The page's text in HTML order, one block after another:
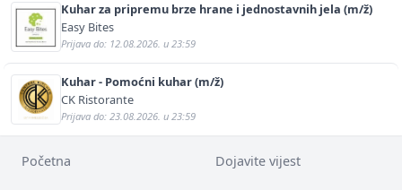
Kuhar za pripremu brze hrane i jednostavnih jela (m/ž)
Easy Bites
Prijava do: 12.08.2026. u 23:59
Kuhar - Pomoćni kuhar (m/ž)
CK Ristorante
Prijava do: 23.08.2026. u 23:59
Početna Dojavite vijest